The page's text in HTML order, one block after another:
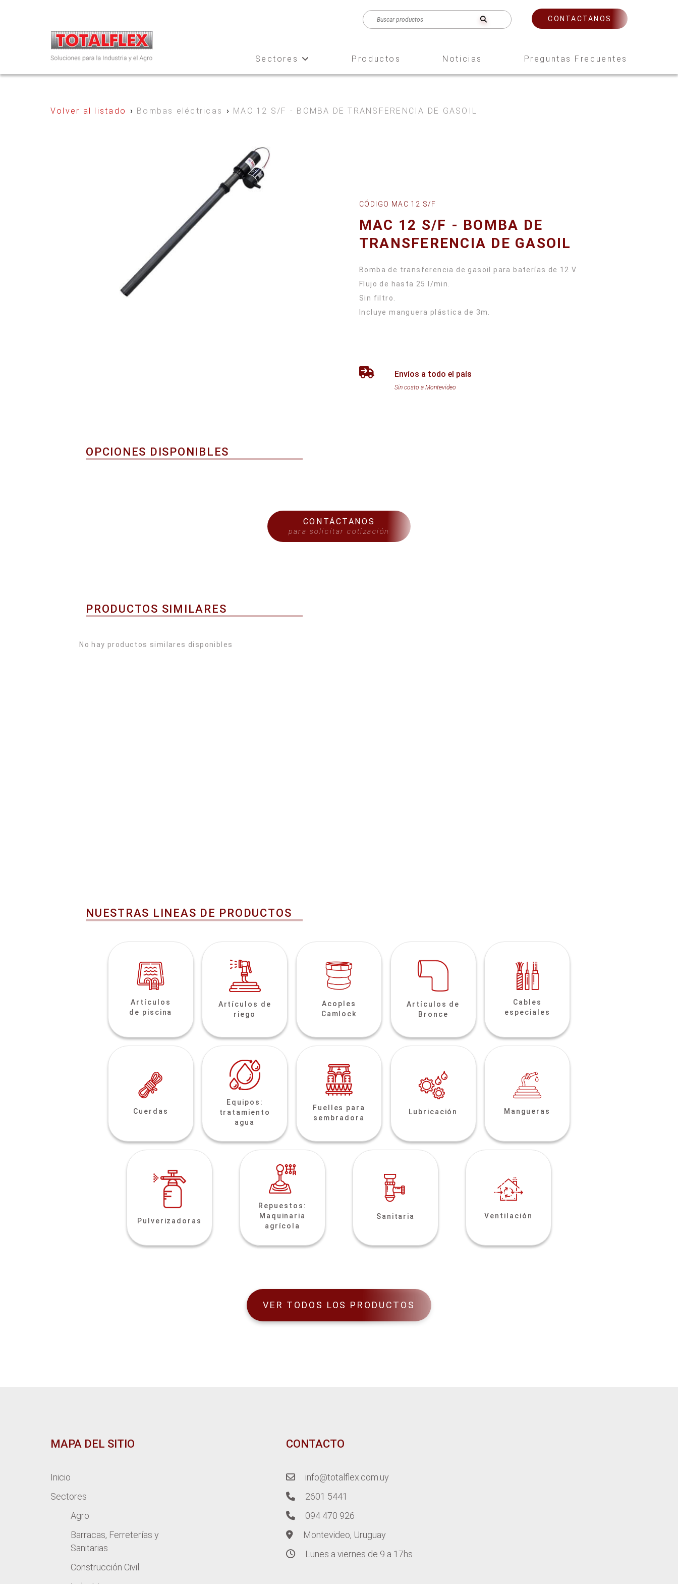
CONTACTANOS
Sectores Productos Noticias Preguntas Frecuentes
Volver al listado › Bombas eléctricas › MAC 12 S/F - BOMBA DE TRANSFERENCIA DE GASOIL
CÓDIGO MAC 12 S/F
MAC 12 S/F - BOMBA DE
TRANSFERENCIA DE GASOIL
Bomba de transferencia de gasoil para baterías de 12 V.
Flujo de hasta 25 l/min.
Sin filtro.
Envíos a todo el país
Sin costo a Montevideo
OPCIONES DISPONIBLES
CONTÁCTANOS
para solicitar cotización
PRODUCTOS SIMILARES
No hay productos similares disponibles
NUESTRAS LINEAS DE PRODUCTOS
Artículos
de piscina
Artículos de
riego
Acoples
Camlock
Artículos de
Bronce
Cables
especiales
Cuerdas
Equipos:
tratamiento
agua
Fuelles para
sembradora
Lubricación Mangueras
Pulverizadoras
Repuestos:
Maquinaria
agrícola
Sanitaria Ventilación
VER TODOS LOS PRODUCTOS
MAPA DEL SITIO
Inicio
Sectores
Agro
Barracas, Ferreterías y
Sanitarias
Construcción Civil
CONTACTO
info@totalflex.com.uy
2601 5441
094 470 926
Montevideo, Uruguay
Lunes a viernes de 9 a 17hs